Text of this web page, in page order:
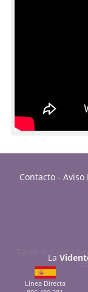
Contacto -Aviso
Tarot sí o no:
La
Línea Directa